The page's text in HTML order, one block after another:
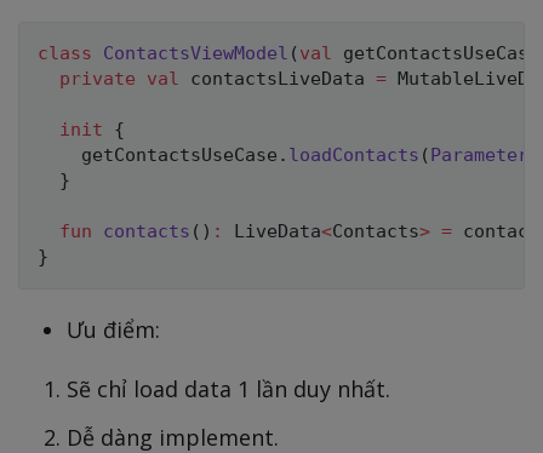
class ContactsViewModel ( val getContactsUseCase
private
val contactsLiveData =
init
{
    getContactsUseCase
. loadContacts ( Parameters
}
fun contacts ( ) : LiveData<Contacts> =
}
Ưu điểm:
Sẽ chỉ load data 1 lần duy nhất.
Dễ dàng implement.